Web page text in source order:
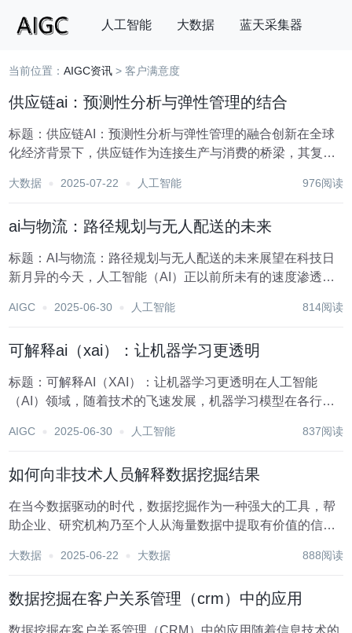
人工智能 大数据 蓝天采集器
搜索
当前位置：AIGC资讯 > 客户满意度
供应链ai：预测性分析与弹性管理的结合
标题：供应链AI：预测性分析与弹性管理的融合创新在全球
化经济背景下，供应链作为连接生产与消费的桥梁，其复杂
不败之地，必须拥有高效、灵活且抗风险能力强的供应链管
大数据 2025-07-22 人工智能 976阅读
ai与物流：路径规划与无人配送的未来
标题：AI与物流：路径规划与无人配送的未来展望在科技日
新月异的今天，人工智能（AI）正以前所未有的速度渗透到
与升级尤为引人注目。AI技术在物流领域的应用，尤其是路
AIGC 2025-06-30 人工智能 814阅读
可解释ai（xai）：让机器学习更透明
标题：可解释AI（XAI）：让机器学习更透明在人工智能
（AI）领域，随着技术的飞速发展，机器学习模型在各行各
驾驶，机器学习模型的准确性和效率不断刷新着我们的认
AIGC 2025-06-30 人工智能 837阅读
如何向非技术人员解释数据挖掘结果
在当今数据驱动的时代，数据挖掘作为一种强大的工具，帮
助企业、研究机构乃至个人从海量数据中提取有价值的信息
挖掘结果往往是一大挑战。本文将探讨如何以通俗易懂的方
大数据 2025-06-22 大数据 888阅读
数据挖掘在客户关系管理（crm）中的应用
数据挖掘在客户关系管理（CRM）中的应用随着信息技术的